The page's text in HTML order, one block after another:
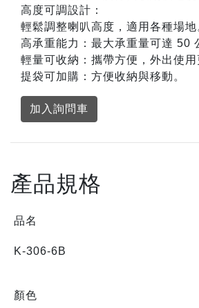
高度可調設計：
輕鬆調整喇叭高度，適用各種場地
高承重能力：最大承重量可達 50
輕量可收納：攜帶方便，外出使用
提袋可加購：方便收納與移動。
加入詢問車
產品規格
品名
K-306-6B
顏色